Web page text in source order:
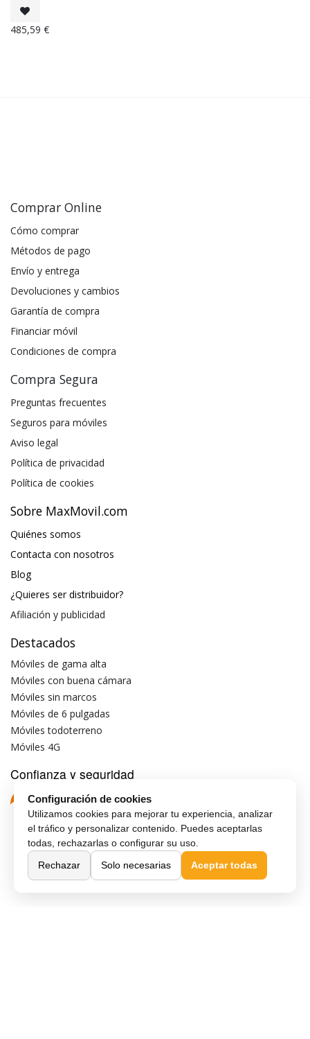
485,59 €
Comprar Online
Cómo comprar
Métodos de pago
Envío y entrega
Devoluciones y cambios
Garantía de compra
Financiar móvil
Condiciones de compra
Compra Segura
Preguntas frecuentes
Seguros para móviles
Aviso legal
Política de privacidad
Política de cookies
Sobre MaxMovil.com
Quiénes somos
Contacta con nosotros
Blog
¿Quieres ser distribuidor?
Afiliación y publicidad
Destacados
Móviles de gama alta
Móviles con buena cámara
Móviles sin marcos
Móviles de 6 pulgadas
Móviles todoterreno
Móviles 4G
Confianza y seguridad
Configuración de cookies
Utilizamos cookies para mejorar tu experiencia, analizar
el tráfico y personalizar contenido. Puedes aceptarlas
todas, rechazarlas o configurar su uso.
Rechazar
Solo necesarias Aceptar todas